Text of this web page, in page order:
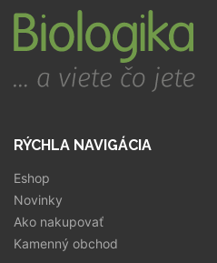
RÝCHLA NAVIGÁCIA
Eshop
Novinky
Ako nakupovať
Kamenný obchod